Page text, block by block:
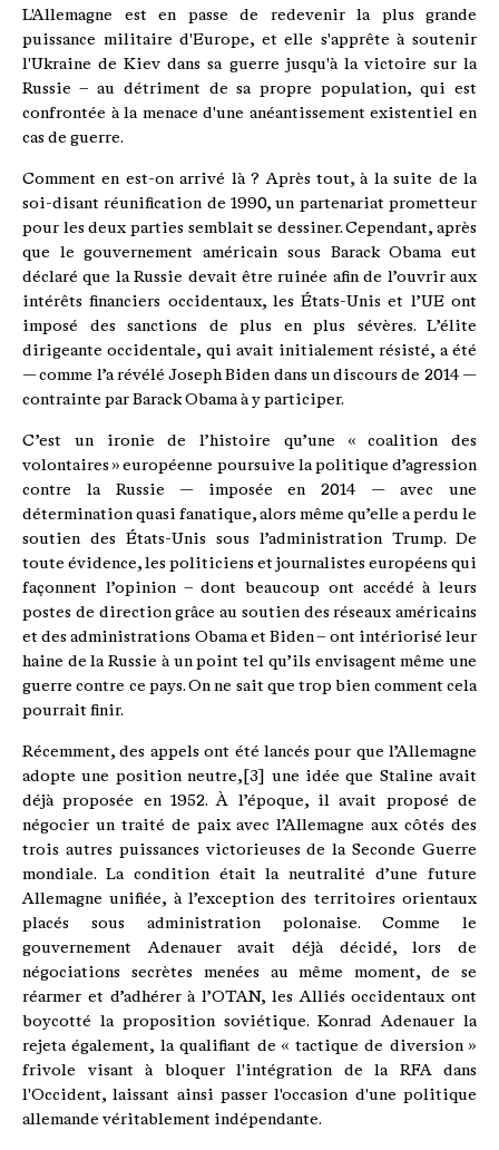
L'Allemagne est en passe de redevenir la plus grande
puissance militaire d'Europe, et elle s'apprête à soutenir
l'Ukraine de Kiev dans sa guerre jusqu'à la victoire sur la
Russie – au détriment de sa propre population, qui est
confrontée à la menace d'une anéantissement existentiel en
cas de guerre.
Comment en est-on arrivé là ? Après tout, à la suite de la
soi-disant réunification de 1990, un partenariat prometteur
pour les deux parties semblait se dessiner. Cependant, après
que le gouvernement américain sous Barack Obama eut
déclaré que la Russie devait être ruinée afin de l’ouvrir aux
intérêts financiers occidentaux, les États-Unis et l’UE ont
imposé des sanctions de plus en plus sévères. L’élite
dirigeante occidentale, qui avait initialement résisté, a été
— comme l’a révélé Joseph Biden dans un discours de 2014 —
contrainte par Barack Obama à y participer.
C’est un ironie de l’histoire qu’une « coalition des
volontaires » européenne poursuive la politique d’agression
contre la Russie — imposée en 2014 — avec une
détermination quasi fanatique, alors même qu’elle a perdu le
soutien des États-Unis sous l’administration Trump. De
toute évidence, les politiciens et journalistes européens qui
façonnent l’opinion – dont beaucoup ont accédé à leurs
postes de direction grâce au soutien des réseaux américains
et des administrations Obama et Biden – ont intériorisé leur
haine de la Russie à un point tel qu’ils envisagent même une
guerre contre ce pays. On ne sait que trop bien comment cela
pourrait finir.
Récemment, des appels ont été lancés pour que l’Allemagne
adopte une position neutre,[3] une idée que Staline avait
déjà proposée en 1952. À l’époque, il avait proposé de
négocier un traité de paix avec l’Allemagne aux côtés des
trois autres puissances victorieuses de la Seconde Guerre
mondiale. La condition était la neutralité d’une future
Allemagne unifiée, à l’exception des territoires orientaux
placés sous administration polonaise. Comme le
gouvernement Adenauer avait déjà décidé, lors de
négociations secrètes menées au même moment, de se
réarmer et d’adhérer à l’OTAN, les Alliés occidentaux ont
boycotté la proposition soviétique. Konrad Adenauer la
rejeta également, la qualifiant de « tactique de diversion »
frivole visant à bloquer l'intégration de la RFA dans
l'Occident, laissant ainsi passer l'occasion d'une politique
allemande véritablement indépendante.